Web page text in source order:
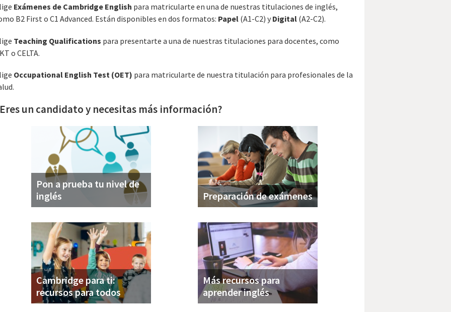
Exámenes de Cambridge English para matricularte en una de nuestras titulaciones de inglés,
B2 First o C1 Advanced. Están disponibles en dos formatos: Papel (A1-C2) y Digital (A2-C2).
Teaching Qualifications para presentarte a una de nuestras titulaciones para docentes, como
o CELTA.
Occupational English Test (OET) para matricularte de nuestra titulación para profesionales de la
un candidato y necesitas más información?
Pon a prueba tu nivel de
inglés
Preparación de exámenes
Cambridge para ti:
recursos para todos
Más recursos para
aprender inglés